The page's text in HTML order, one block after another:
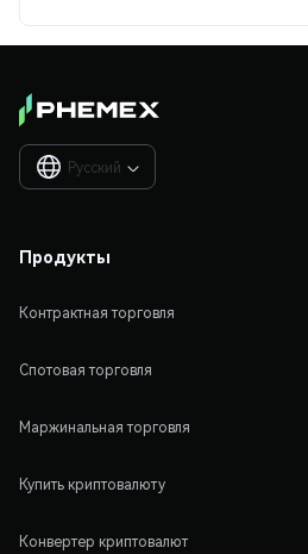
Русский 
Продукты
Контрактная торговля
Спотовая торговля
Маржинальная торговля
Купить криптовалюту
Конвертер криптовалют